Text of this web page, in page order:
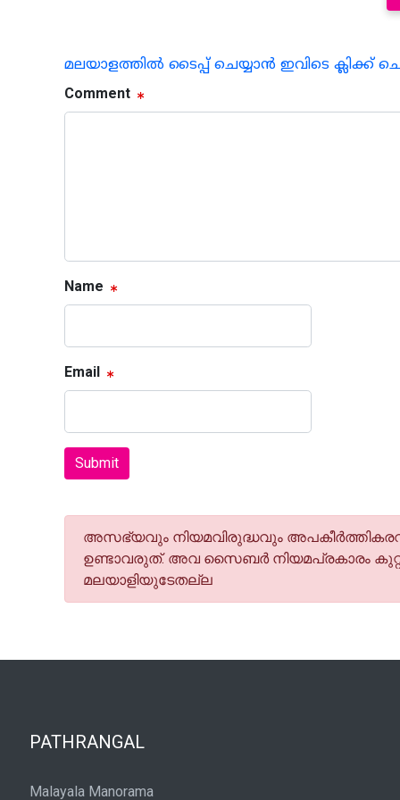
മലയാളത്തില്‍ ടൈപ്പ് ചെയ്യാന്‍ ഇവിടെ ക്ലിക്ക്
Comment
Name
Email
Submit
അസഭ്യവും നിയമവിരുദ്ധവും
ഉണ്ടാവരുത്. അവ സൈബര്‍ നിയമപ്രകാരം
മലയാളിയുടേതല്ല
PATHRANGAL
Malayala Manorama